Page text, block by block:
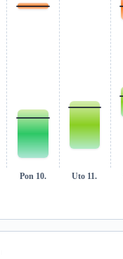
Pon 10. Uto 11.